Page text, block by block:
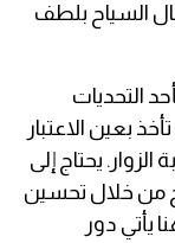
السياح بلطف
التحديات
بعين الاعتبار
الزوار. يحتاج إلى
من خلال تحسين
يأتي دور